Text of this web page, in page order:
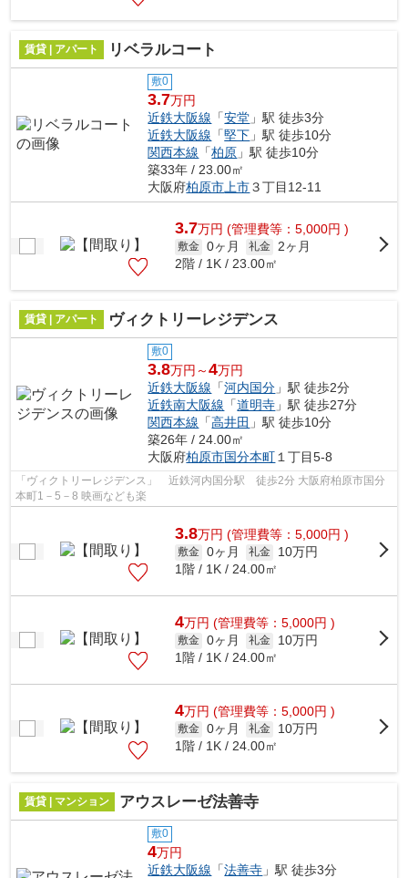
賃貸 | アパート リベラルコート
敷0
3.7万円
近鉄大阪線 「安堂 」駅 徒歩3分
近鉄大阪線 「堅下 」駅 徒歩10分
関西本線 「柏原 」駅 徒歩10分
築33年 / 23.00㎡
大阪府柏原市 上市３丁目12-11
3.7万円 (管理費等：5,000円 )
敷金 0ヶ月 礼金
2ヶ月
2階 / 1K / 23.00㎡
賃貸 | アパート ヴィクトリーレジデンス
敷0
3.8万円～4万円
近鉄大阪線 「河内国分 」駅 徒歩2分
近鉄南大阪線 「道明寺 」駅 徒歩27分
関西本線 「高井田 」駅 徒歩10分
築26年 / 24.00㎡
大阪府柏原市国分本町 １丁目5-8
「ヴィクトリーレジデンス」 近鉄河内国分駅 徒歩2分 大阪府柏原市国分
本町1－5－8 映画なども楽
3.8万円 (管理費等：5,000円 )
敷金 0ヶ月 礼金
10万円
1階 / 1K / 24.00㎡
4万円 (管理費等：5,000円 )
敷金 0ヶ月 礼金
10万円
1階 / 1K / 24.00㎡
4万円 (管理費等：5,000円 )
敷金 0ヶ月 礼金
10万円
1階 / 1K / 24.00㎡
賃貸 | マンション アウスレーゼ法善寺
敷0
4万円
近鉄大阪線 「法善寺 」駅 徒歩3分